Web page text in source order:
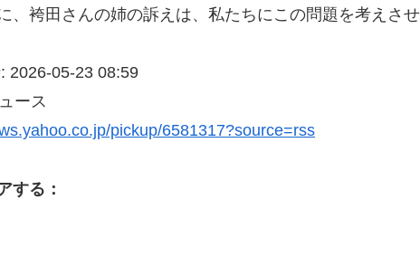
、袴田さんの姉の訴えは、私たちにこの問題を考えさ
2026-05-23 08:59
ース
pickup/6581317?source=rss
する：